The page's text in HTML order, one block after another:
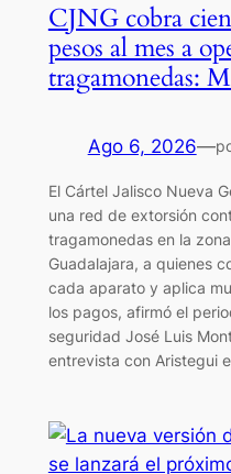
CJNG cobra
pesos al mes a
tragamonedas:
Ago 6, 2026—
El Cártel Jalisco Nueva
una red de extorsión
tragamonedas en la
Guadalajara, a quienes
cada aparato y aplica
los pagos, afirmó el
seguridad José Luis
entrevista con Aristegui